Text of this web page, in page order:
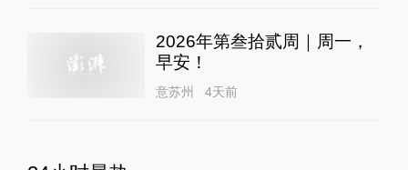
2026年第叁拾贰周｜周一，
早安！
意苏州 4天前